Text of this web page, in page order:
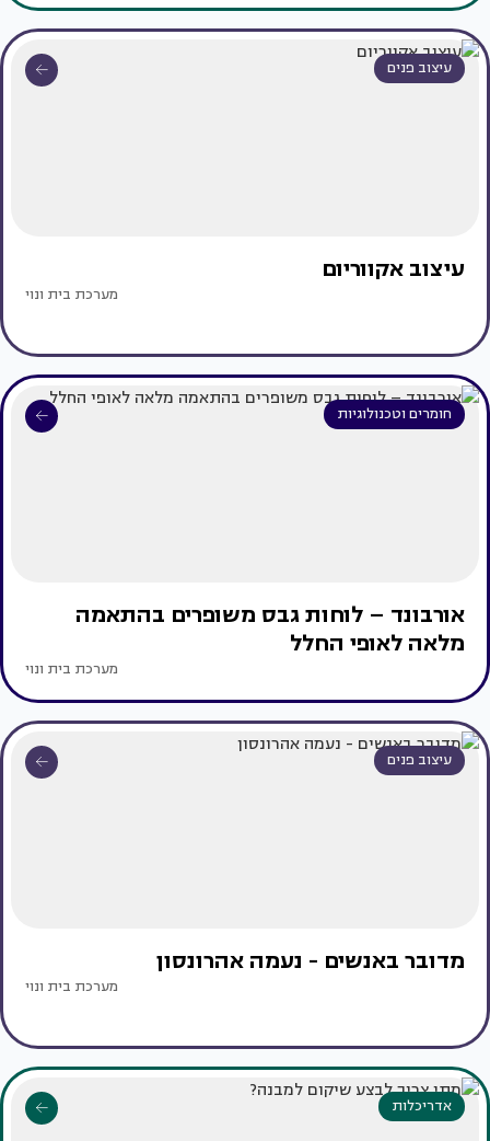
עיצוב פנים
עיצוב אקווריום
מערכת בית ונוי
חומרים וטכנולוגיות
אורבונד – לוחות גבס משופרים בהתאמה
מלאה לאופי החלל
מערכת בית ונוי
עיצוב פנים
מדובר באנשים - נעמה אהרונסון
מערכת בית ונוי
אדריכלות